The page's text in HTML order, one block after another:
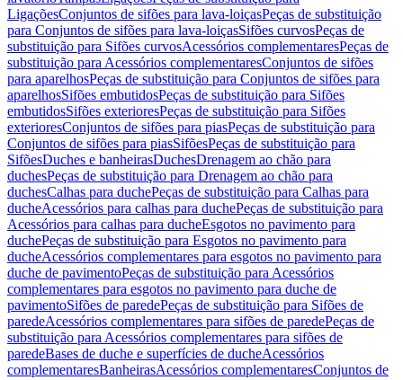
LigaçõesConjuntos de sifões para lava-loiçasPeças de substituição
para Conjuntos de sifões para lava-loiçasSifões curvosPeças de
substituição para Sifões curvosAcessórios complementaresPeças de
substituição para Acessórios complementaresConjuntos de sifões
para aparelhosPeças de substituição para Conjuntos de sifões para
aparelhosSifões embutidosPeças de substituição para Sifões
embutidosSifões exterioresPeças de substituição para Sifões
exterioresConjuntos de sifões para piasPeças de substituição para
Conjuntos de sifões para piasSifõesPeças de substituição para
SifõesDuches e banheirasDuchesDrenagem ao chão para
duchesPeças de substituição para Drenagem ao chão para
duchesCalhas para duchePeças de substituição para Calhas para
ducheAcessórios para calhas para duchePeças de substituição para
Acessórios para calhas para ducheEsgotos no pavimento para
duchePeças de substituição para Esgotos no pavimento para
ducheAcessórios complementares para esgotos no pavimento para
duche de pavimentoPeças de substituição para Acessórios
complementares para esgotos no pavimento para duche de
pavimentoSifões de paredePeças de substituição para Sifões de
paredeAcessórios complementares para sifões de paredePeças de
substituição para Acessórios complementares para sifões de
paredeBases de duche e superfícies de ducheAcessórios
complementaresBanheirasAcessórios complementaresConjuntos de